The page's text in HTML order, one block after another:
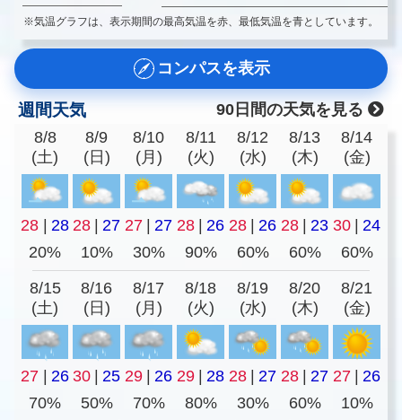
※気温グラフは、表示期間の最高気温を赤、最低気温を青としています。
コンパスを表示
週間天気
90日間の天気を見る
8/8
(土)
8/9
(日)
8/10
(月)
8/11
(火)
8/12
(水)
8/13
(木)
8/14
(金)
28 | 28 28 | 27 27 | 27 28 | 26 28 | 26 28 | 23 30 | 24
20%
10% 30% 90% 60% 60% 60%
8/15
(土)
8/16
(日)
8/17
(月)
8/18
(火)
8/19
(水)
8/20
(木)
8/21
(金)
27 26 30 25 29 26 29 28 28 27 28 27 27
26
70%
50% 70% 80% 30% 60%
10%